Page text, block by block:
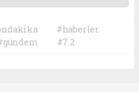
#haberler
#7.2